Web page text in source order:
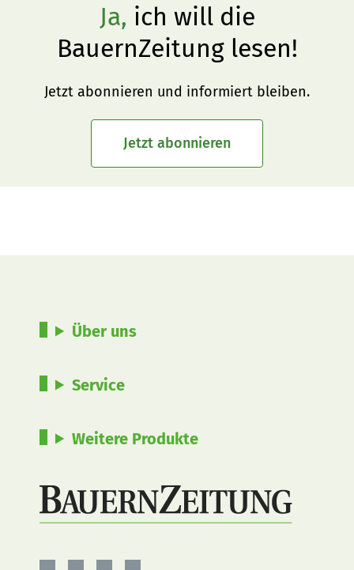
Ja, ich will die
BauernZeitung lesen!
Jetzt abonnieren und informiert bleiben.
Jetzt abonnieren
Über uns
Service
Weitere Produkte